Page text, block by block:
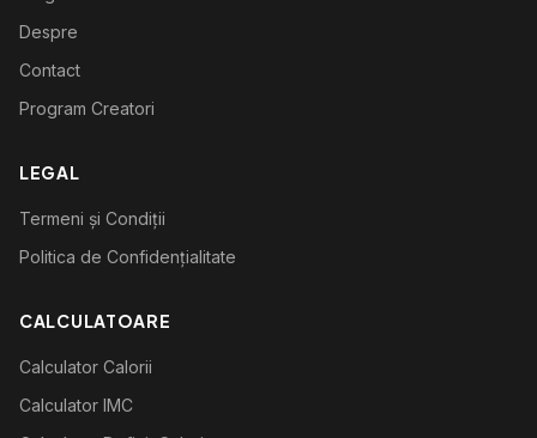
Despre
Contact
Program Creatori
LEGAL
Termeni și Condiții
Politica de Confidențialitate
CALCULATOARE
Calculator Calorii
Calculator IMC